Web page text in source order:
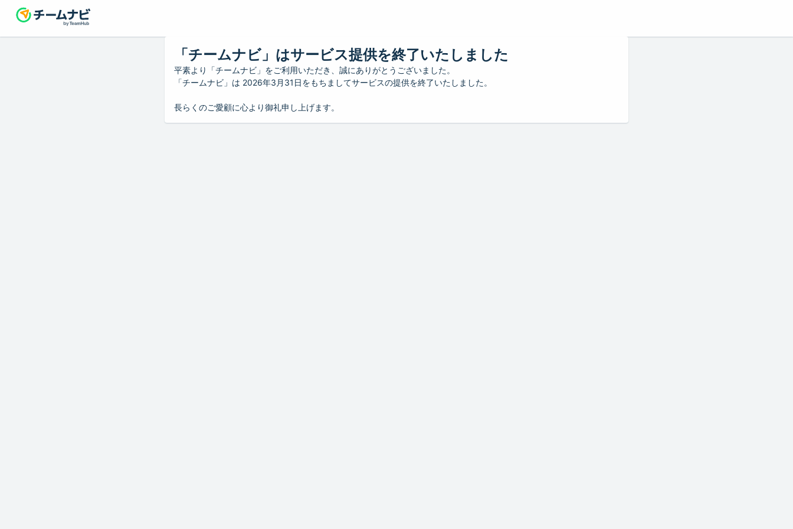
「チームナビ」はサービス提供を終了いたしました
平素より「チームナビ」をご利用いただき、誠にありがとうございました。
「チームナビ」は 2026年3月31日をもちましてサービスの提供を終了いたしました。
長らくのご愛顧に心より御礼申し上げます。